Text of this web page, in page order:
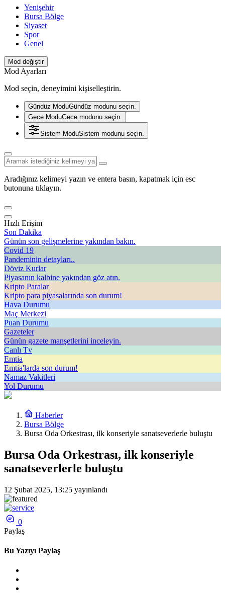
Yenişehir
Bursa Bölge
Siyaset
Spor
Genel
Mod değiştir
Mod Ayarları
Mod seçin, deneyimini kişiselleştirin.
Gündüz ModuGündüz modunu seçin.
Gece ModuGece modunu seçin.
Sistem ModuSistem modunu seçin.
Aradığınız kelimeyi yazın ve entera basın, kapatmak için esc
butonuna tıklayın.
Hızlı Erişim
Son Dakika
Günün son gelişmelerine yakından bakın.
Covid 19
Pandeminin detayları..
Döviz Kurlar
Piyasanın kalbine yakından göz atın.
Kripto Paralar
Kripto para piyasalarında son durum!
Hava Durumu
Maç Merkezi
Puan Durumu
Gazeteler
Günün gazete manşetlerini inceleyin.
Canlı Tv
Emtia
Emtia'larda son durum!
Namaz Vakitleri
Yol Durumu
Haberler
Bursa Bölge
Bursa Oda Orkestrası, ilk konseriyle sanatseverlerle buluştu
Bursa Oda Orkestrası, ilk konseriyle
sanatseverlerle buluştu
12 Şubat 2025, 13:25 yayınlandı
0
Paylaş
Bu Yazıyı Paylaş